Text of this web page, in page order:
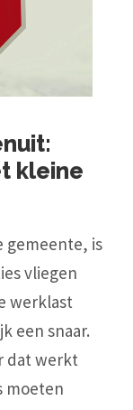
kleine
gemeente, is
vliegen
werklast
een snaar.
dat werkt
moeten